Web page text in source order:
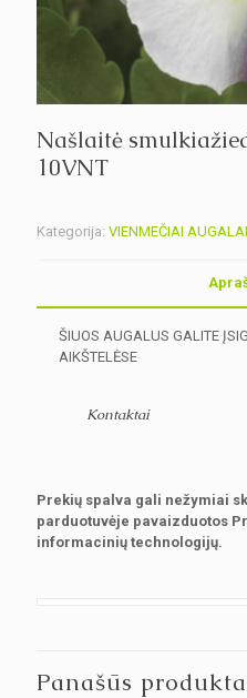
Našlaitė
10VNT
Kategorija: VIENMEČIAI AUGALAI
ŠIUOS AUGALUS GALITE
AIKŠTELĖSE
Kontaktai
Prekių spalva gali nežymiai
parduotuvėje pavaizduotos
informacinių technologijų.
Panašūs